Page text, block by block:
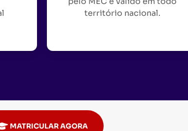
território nacional.
MATRICULAR AGORA